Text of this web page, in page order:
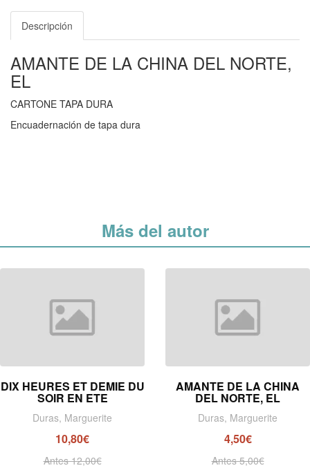
Descripción
AMANTE DE LA CHINA DEL NORTE,
EL
CARTONE TAPA DURA
Encuadernación de tapa dura
Más del autor
DIX HEURES ET DEMIE DU
SOIR EN ETE
Duras, Marguerite
10,80€
Antes 12,00€
AMANTE DE LA CHINA
DEL NORTE, EL
Duras, Marguerite
4,50€
Antes 5,00€